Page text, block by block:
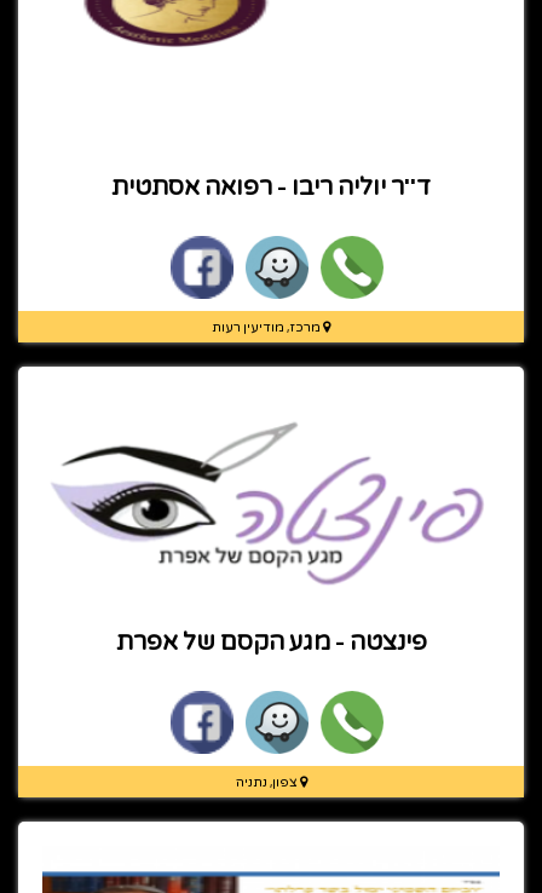
ד''ר יוליה ריבו - רפואה אסתטית
מרכז, מודיעין רעות
פינצטה - מגע הקסם של אפרת
צפון, נתניה